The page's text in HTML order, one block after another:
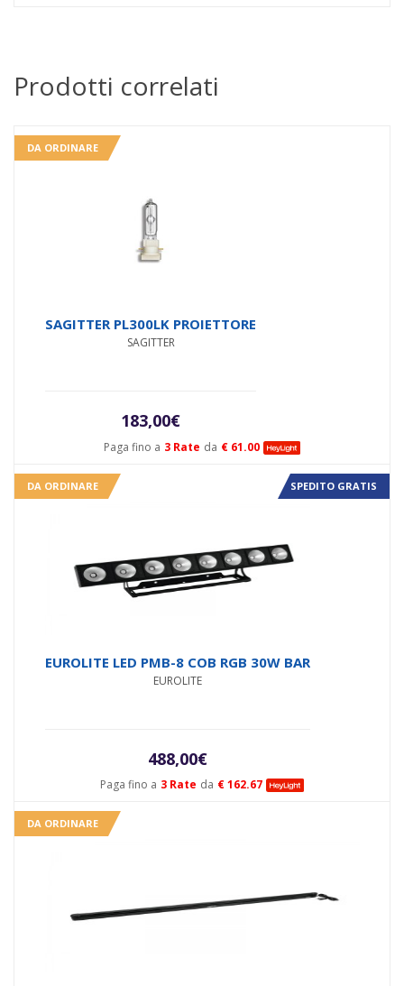
Prodotti correlati
DA ORDINARE
Paga fino a 3 Rate da € 61.00
SAGITTER PL300LK PROIETTORE
SAGITTER
183,00€
DA ORDINARE SPEDITO GRATIS
Paga fino a 3 Rate da € 162.67
EUROLITE LED PMB-8 COB RGB 30W BAR
EUROLITE
488,00€
DA ORDINARE